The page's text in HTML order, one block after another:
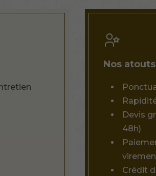
Nos atouts
Devis
48h)
Crédit